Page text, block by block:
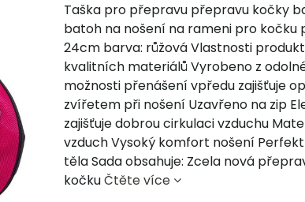
Taška pro přepravu přepravu kočky
batoh na nošení na rameni pro kočku
24cm barva: růžová Vlastnosti
kvalitních materiálů Vyrobeno z
možnosti přenášení vpředu zajišťuje
zvířetem při nošení Uzavřeno na zip
zajišťuje dobrou cirkulaci vzduchu
vzduch Vysoký komfort nošení
těla Sada obsahuje: Zcela nová
kočkuČtěte více